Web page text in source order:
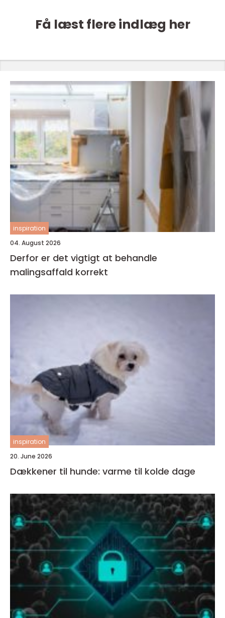
Få læst flere indlæg her
inspiration
04. August 2026
Derfor er det vigtigt at behandle
malingsaffald korrekt
inspiration
20. June 2026
Dækkener til hunde: varme til kolde dage